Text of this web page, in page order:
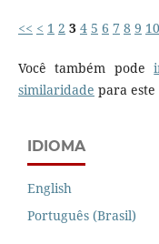
<< < 1 2 3 4 5 6 7 8 9 10
Você também pode
similaridade para
IDIOMA
English
Português (Brasil)